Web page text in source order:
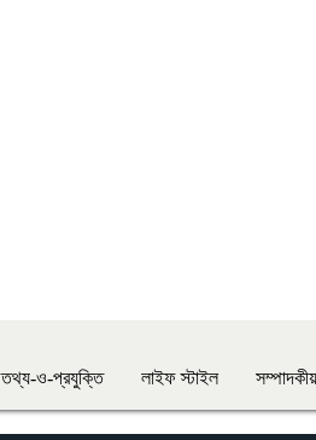
তথ্য-ও-প্রযুক্তি লাইফ স্টাইল সম্পাদকীয়